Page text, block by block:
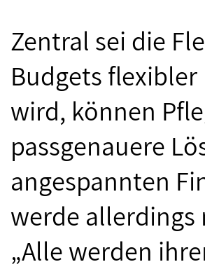
Zentral sei die
Budgets
wird, können
passgenauere
angespannten
werde
„Alle werden